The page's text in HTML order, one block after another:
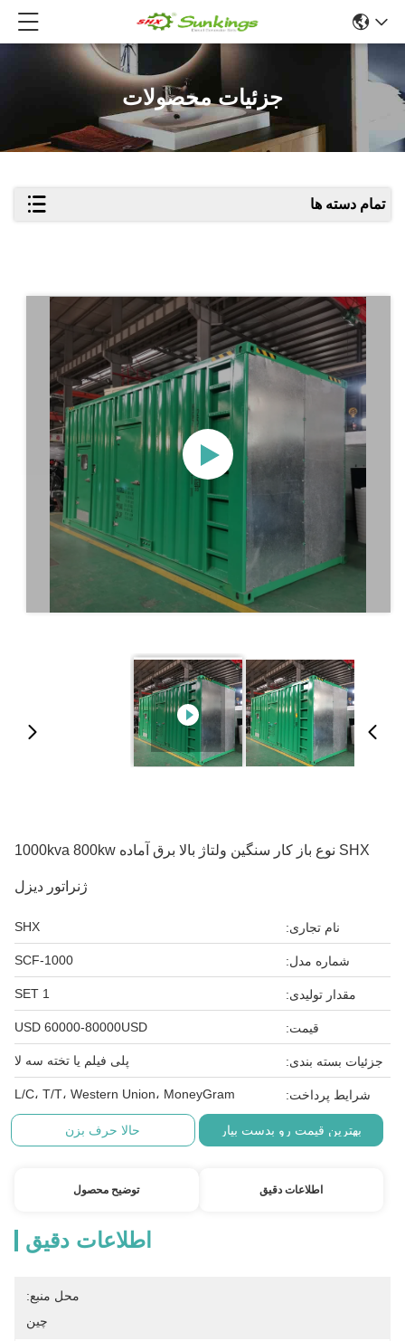
جزئیات محصولات
تمام دسته ها
SHX نوع باز کار سنگین ولتاژ بالا برق آماده 1000kva 800kw
ژنراتور دیزل
نام تجاری: SHX
شماره مدل: SCF-1000
مقدار تولیدی: 1 SET
قیمت: USD 60000-80000USD
جزئیات بسته بندی: پلی فیلم یا تخته سه لا
شرایط پرداخت: L/C، T/T، Western Union، MoneyGram
بهترین قیمت رو بدست بیار حالا حرف بزن
اطلاعات دقیق توضیح محصول
اطلاعات دقیق
محل منبع:
چین